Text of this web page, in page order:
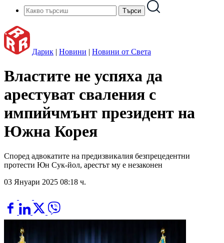
Дарик | Новини | Новини от Света
Властите не успяха да
арестуват сваления с
импийчмънт президент на
Южна Корея
Според адвокатите на предизвикалия безпрецедентни
протести Юн Сук-йол, арестът му е незаконен
03 Януари 2025 08:18 ч.